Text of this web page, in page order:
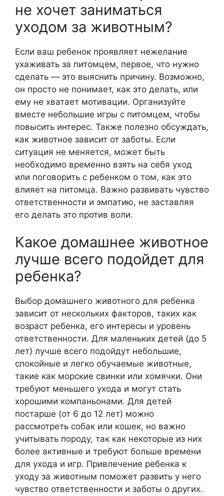
не хочет заниматься
уходом за животным?
Если ваш ребенок проявляет нежелание
ухаживать за питомцем, первое, что нужно
сделать — это выяснить причину. Возможно,
он просто не понимает, как это делать, или
ему не хватает мотивации. Организуйте
вместе небольшие игры с питомцем, чтобы
повысить интерес. Также полезно обсуждать,
как животное зависит от заботы. Если
ситуация не меняется, может быть
необходимо временно взять на себя уход
или поговорить с ребенком о том, как это
влияет на питомца. Важно развивать чувство
ответственности и эмпатию, не заставляя
его делать это против воли.
Какое домашнее животное
лучше всего подойдет для
ребенка?
Выбор домашнего животного для ребенка
зависит от нескольких факторов, таких как
возраст ребенка, его интересы и уровень
ответственности. Для маленьких детей (до 5
лет) лучше всего подойдут небольшие,
спокойные и легко обучаемые животные,
такие как морские свинки или хомячки. Они
требуют меньшего ухода и могут стать
хорошими компаньонами. Для детей
постарше (от 6 до 12 лет) можно
рассмотреть собак или кошек, но важно
учитывать породу, так как некоторые из них
более активные и требуют больше времени
для ухода и игр. Привлечение ребенка к
уходу за животным поможет развить у него
чувство ответственности и заботы о других.